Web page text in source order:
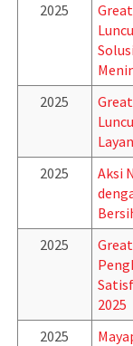
2025
2025
2025
Aksi
2025
2025
2025